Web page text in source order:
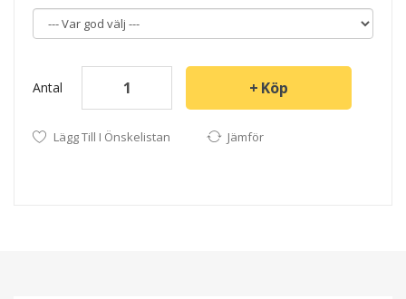
Antal Köp
Lägg Till I Önskelistan Jämför